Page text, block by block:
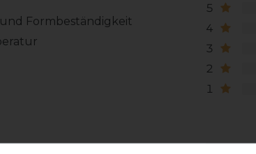
Formbeständigkeit
5
4
3
2
1